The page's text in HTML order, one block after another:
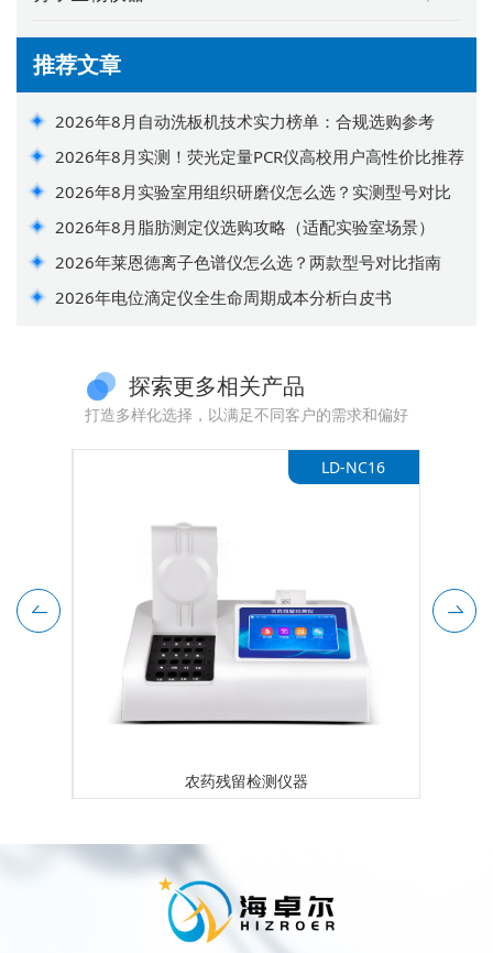
推荐文章
2026年8月自动洗板机技术实力榜单：合规选购参考
2026年8月实测！荧光定量PCR仪高校用户高性价比推荐
2026年8月实验室用组织研磨仪怎么选？实测型号对比
2026年8月脂肪测定仪选购攻略（适配实验室场景）
2026年莱恩德离子色谱仪怎么选？两款型号对比指南
2026年电位滴定仪全生命周期成本分析白皮书
探索更多相关产品
打造多样化选择，以满足不同客户的需求和偏好
农药残留检测仪器
LD-NC16